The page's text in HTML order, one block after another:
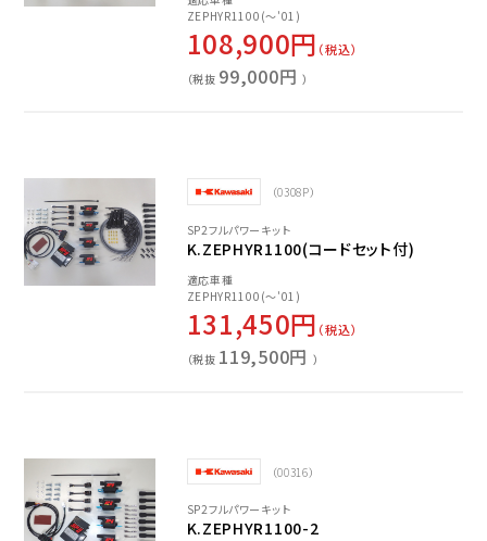
ZEPHYR1100(～'01)
108,900円 （税込）
（税抜 99,000円 ）
（0308P）
SP2フルパワーキット
K.ZEPHYR1100(コードセット付)
適応車種
ZEPHYR1100(～'01)
131,450円 （税込）
（税抜 119,500円 ）
（00316）
SP2フルパワーキット
K.ZEPHYR1100-2